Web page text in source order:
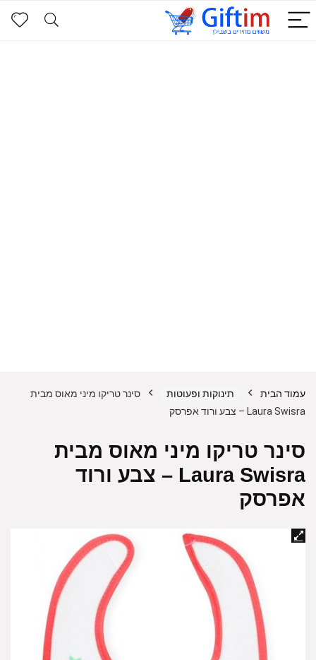
עמוד הבית תינוקות ופעוטות
סינר טריקו מיני מאוס מבית
Laura Swisra – צבע ורוד אפרסק
סינר טריקו מיני מאוס מבית
Laura Swisra – צבע ורוד
אפרסק